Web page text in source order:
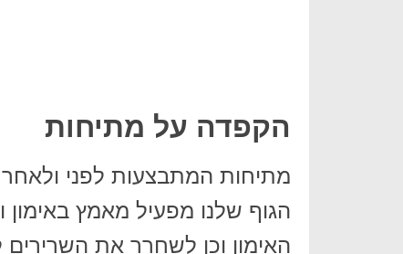
הקפדה על מתיחות
הגוף שלנו מפעיל מאמץ
האימון וכן לשחרר את